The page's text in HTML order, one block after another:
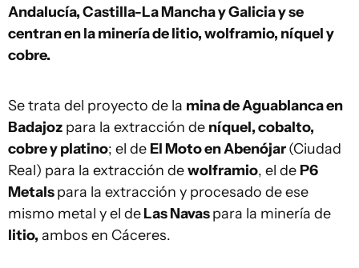
Andalucía, Castilla-La Mancha y Galicia y se
centran en la minería de litio, wolframio, níquel y
cobre.
Se trata del proyecto de la mina de Aguablanca en
Badajoz para la extracción de níquel, cobalto,
cobre y platino; el de El Moto en Abenójar(Ciudad
Real) para la extracción dewolframio, el de P6
Metalspara la extracción y procesado de ese
mismo metal y el deLas Navaspara la minería de
litio, ambos en Cáceres.